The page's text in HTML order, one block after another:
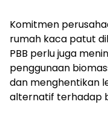
Komitmen
rumah kaca patut
PBB perlu juga
penggunaan
dan menghentikan
alternatif terhadap